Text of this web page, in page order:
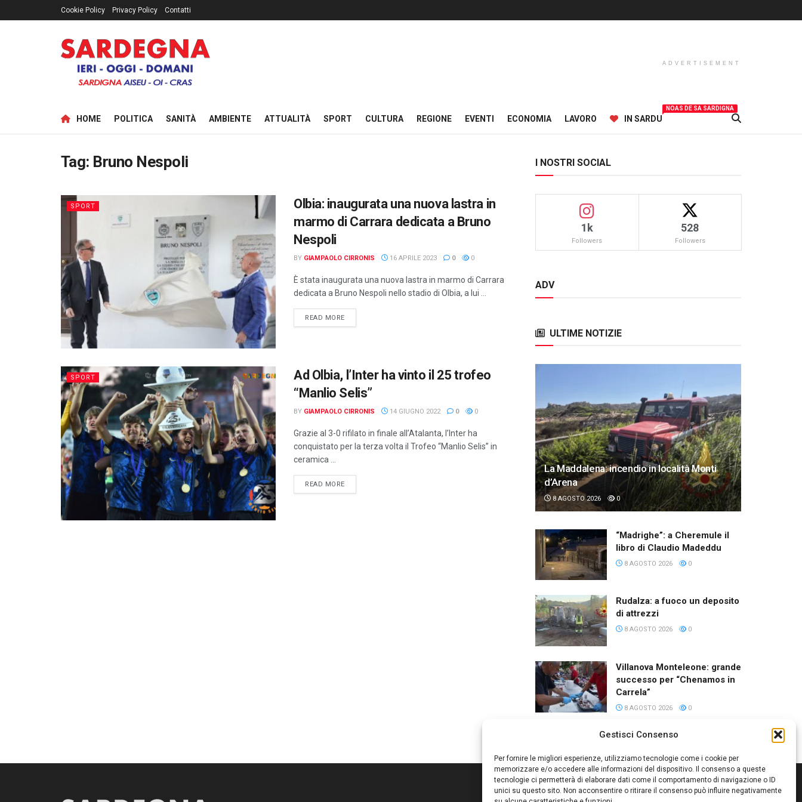
Gestisci Consenso
Per fornire le migliori esperienze, utilizziamo tecnologie come i cookie per
memorizzare e/o accedere alle informazioni del dispositivo. Il consenso a queste
tecnologie ci permetterà di elaborare dati come il comportamento di navigazione o ID
unici su questo sito. Non acconsentire o ritirare il consenso può influire negativamente
Cookie Policy Privacy Policy Contatti
ADVERTISEMENT
HOME POLITICA SANITÀ AMBIENTE ATTUALITÀ SPORT CULTURA REGIONE EVENTI ECONOMIA LAVORO IN SARDU
NOAS DE SA SARDIGNA
Tag: Bruno Nespoli
SPORT
Olbia: inaugurata una nuova lastra in
marmo di Carrara dedicata a Bruno
Nespoli
BY GIAMPAOLO CIRRONIS 16 APRILE 2023 0 0
È stata inaugurata una nuova lastra in marmo di Carrara
dedicata a Bruno Nespoli nello stadio di Olbia, a lui ...
READ MOREDETAILS
SPORT
Ad Olbia, l’Inter ha vinto il 25 trofeo
“Manlio Selis”
BY GIAMPAOLO CIRRONIS 14 GIUGNO 2022 0 0
Grazie al 3-0 rifilato in finale all’Atalanta, l’Inter ha
conquistato per la terza volta il Trofeo “Manlio Selis” in
ceramica ...
READ MOREDETAILS
I NOSTRI SOCIAL
1k
Followers
528
Followers
ADV
ULTIME NOTIZIE
La Maddalena: incendio in località Monti
d’Arena
8 AGOSTO 2026 0
“Madrighe”: a Cheremule il
libro di Claudio Madeddu
8 AGOSTO 2026 0
Rudalza: a fuoco un deposito
di attrezzi
8 AGOSTO 2026 0
Villanova Monteleone: grande
successo per “Chenamos in
Carrela”
8 AGOSTO 2026 0